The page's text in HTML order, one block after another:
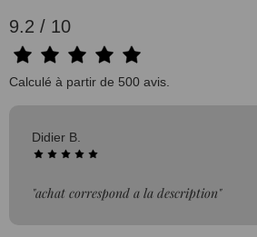
9.2 / 10
Calculé à partir de 500 avis.
Didier B.
"achat correspond a la description"